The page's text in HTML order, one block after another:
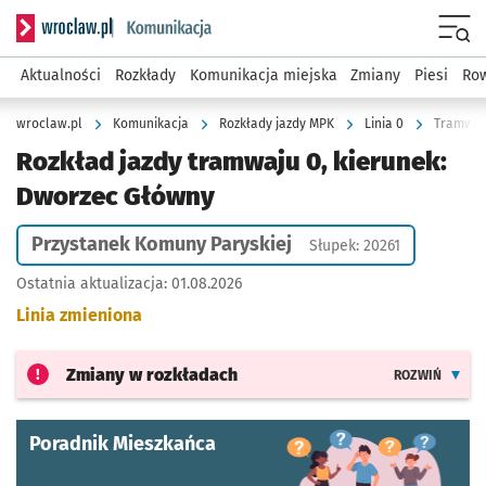
Serwis informacyjny wroclaw.pl podserwis: Komunikacja
Aktualności Rozkłady Komunikacja miejska Zmiany Piesi
wroclaw.pl Komunikacja Rozkłady jazdy MPK Linia 0
Rozkład jazdy tramwaju 0, kierunek:
Dworzec Główny
Przystanek Komuny Paryskiej Słupek: 20261
Ostatnia aktualizacja: 01.08.2026
Linia zmieniona
Zmiany w rozkładach ROZWIŃ
Poradnik Mieszkańca